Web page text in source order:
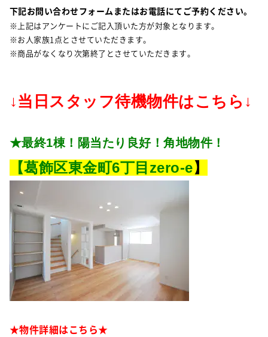
下記お問い合わせフォームまたはお電話にてご予約ください。
※上記はアンケートにご記入頂いた方が対象となります。
※お人家族1点とさせていただきます。
※商品がなくなり次第終了とさせていただきます。
↓当日スタッフ待機物件はこちら↓
★最終1棟！陽当たり良好！角地物件！
【葛飾区東金町6丁目zero-e】
★物件詳細はこちら★